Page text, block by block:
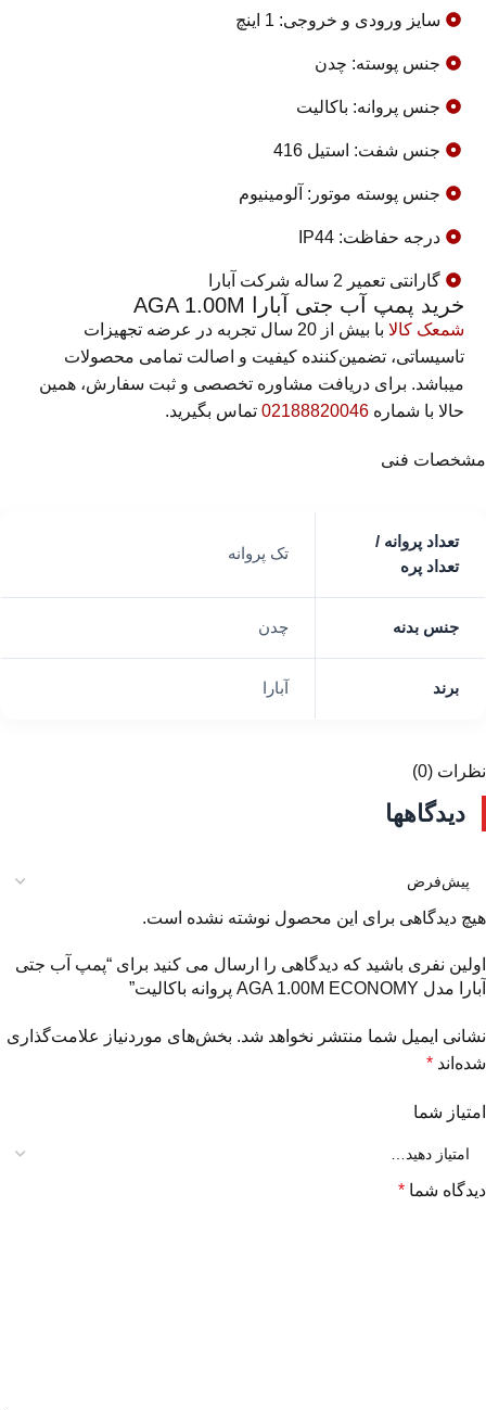
سایز ورودی و خروجی: 1 اینچ
جنس پوسته: چدن
جنس پروانه: باکالیت
جنس شفت: استیل 416
جنس پوسته موتور: آلومینیوم
درجه حفاظت: IP44
گارانتی تعمیر 2 ساله شرکت آبارا
خرید پمپ آب جتی آبارا AGA 1.00M
شمعک کالا
با بیش از 20 سال تجربه در عرضه تجهیزات
تاسیساتی، تضمین‌کننده کیفیت و اصالت تمامی محصولات
میباشد. برای دریافت مشاوره تخصصی و ثبت سفارش، همین
حالا با شماره 02188820046 تماس بگیرید.
مشخصات فنی
تعداد پروانه /
تعداد پره
تک پروانه
جنس بدنه چدن
برند آبارا
نظرات (0)
دیدگاهها
هیچ دیدگاهی برای این محصول نوشته نشده است.
اولین نفری باشید که دیدگاهی را ارسال می کنید برای “پمپ آب جتی
آبارا مدل AGA 1.00M ECONOMY پروانه باکالیت”
نشانی ایمیل شما منتشر نخواهد شد. بخش‌های موردنیاز علامت‌گذاری
شده‌اند *
امتیاز شما
دیدگاه شما *